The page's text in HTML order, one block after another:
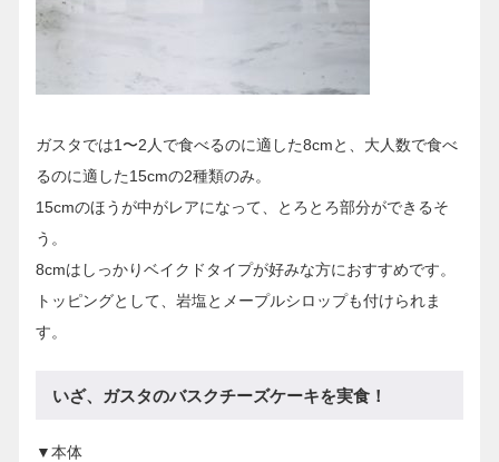
ガスタでは1〜2人で食べるのに適した8cmと、大人数で食べ
るのに適した15cmの2種類のみ。
15cmのほうが中がレアになって、とろとろ部分ができるそ
う。
8cmはしっかりベイクドタイプが好みな方におすすめです。
トッピングとして、岩塩とメープルシロップも付けられま
す。
いざ、ガスタのバスクチーズケーキを実食！
▼本体